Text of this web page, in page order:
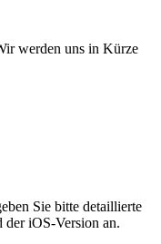
werden uns in Kürze
Sie bitte detaillierte
iOS-Version an.